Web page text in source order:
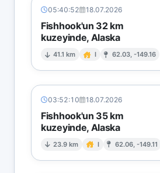
05:40:52 18.07.2026
Fishhook'un 32 km
kuzeyinde, Alaska
41.1 km I 62.03, -149.16
03:52:10 18.07.2026
Fishhook'un 35 km
kuzeyinde, Alaska
23.9 km I 62.06, -149.11